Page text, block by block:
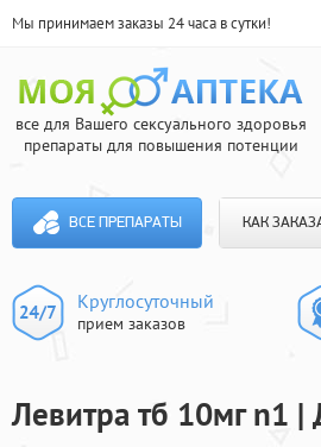
Мы принимаем заказы 24 часа в сутки!
все для Вашего сексуального здоровья
препараты для повышения потенции
ВСЕ ПРЕПАРАТЫ КАК
Круглосуточный
прием заказов
Левитра тб 10мг n1 |